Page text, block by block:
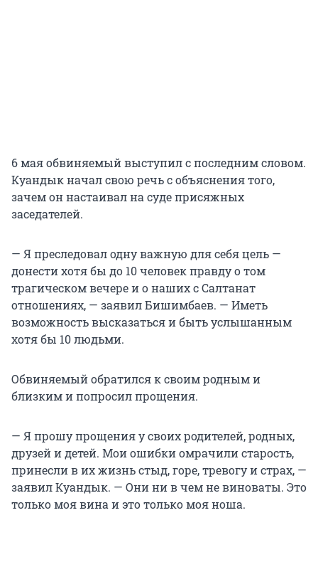
6 мая обвиняемый выступил с последним словом.
Куандык начал свою речь с объяснения того,
зачем он настаивал на суде присяжных
заседателей.
— Я преследовал одну важную для себя цель —
донести хотя бы до 10 человек правду о том
трагическом вечере и о наших с Салтанат
отношениях, — заявил Бишимбаев. — Иметь
возможность высказаться и быть услышанным
хотя бы 10 людьми.
Обвиняемый обратился к своим родным и
близким и попросил прощения.
— Я прошу прощения у своих родителей, родных,
друзей и детей. Мои ошибки омрачили старость,
принесли в их жизнь стыд, горе, тревогу и страх, —
заявил Куандык. — Они ни в чем не виноваты. Это
только моя вина и это только моя ноша.